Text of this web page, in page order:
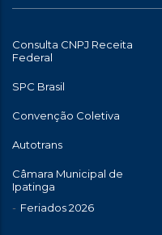
Consulta CNPJ Receita
Federal
SPC Brasil
Convenção Coletiva
Autotrans
Câmara Municipal de
Ipatinga
Feriados 2026